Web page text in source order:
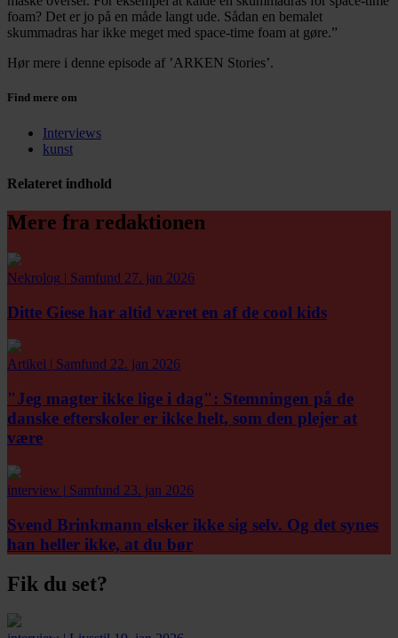
foam? Det er jo på en måde langt ude. Sådan en bemalet
skummadras har ikke meget med space-time foam at gøre.”
Hør mere i denne episode af ’ARKEN Stories’.
Find mere om
Interviews
kunst
Relateret indhold
Mere fra redaktionen
Nekrolog | Samfund 27. jan 2026
Ditte Giese har altid været en af de cool kids
Artikel | Samfund 22. jan 2026
"Jeg magter ikke lige i dag": Stemningen på de
danske efterskoler er ikke helt, som den plejer at
være
interview | Samfund 23. jan 2026
Svend Brinkmann elsker ikke sig selv. Og det synes
han heller ikke, at du bør
Fik du set?